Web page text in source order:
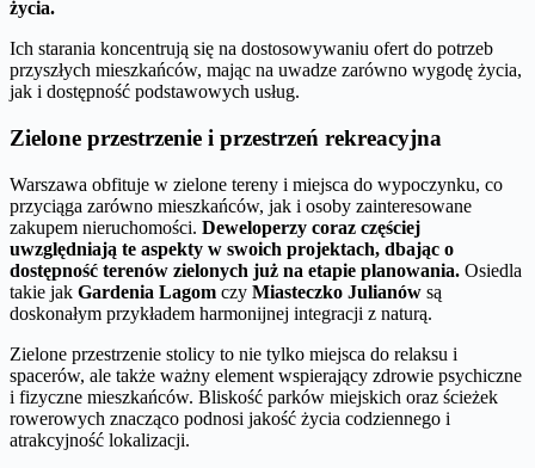
życia.
Ich starania koncentrują się na dostosowywaniu ofert do potrzeb
przyszłych mieszkańców, mając na uwadze zarówno wygodę życia,
jak i dostępność podstawowych usług.
Zielone przestrzenie i przestrzeń rekreacyjna
Warszawa obfituje w zielone tereny i miejsca do wypoczynku, co
przyciąga zarówno mieszkańców, jak i osoby zainteresowane
zakupem nieruchomości. Deweloperzy coraz częściej
uwzględniają te aspekty w swoich projektach, dbając o
dostępność terenów zielonych już na etapie planowania. Osiedla
takie jak Gardenia Lagom czy Miasteczko Julianów są
doskonałym przykładem harmonijnej integracji z naturą.
Zielone przestrzenie stolicy to nie tylko miejsca do relaksu i
spacerów, ale także ważny element wspierający zdrowie psychiczne
i fizyczne mieszkańców. Bliskość parków miejskich oraz ścieżek
rowerowych znacząco podnosi jakość życia codziennego i
atrakcyjność lokalizacji.